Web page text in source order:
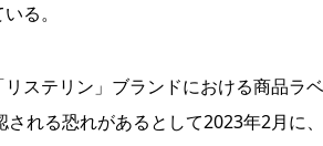
る。
ステリン」ブランドにおける商品ラ
れる恐れがあるとして2023年2月に